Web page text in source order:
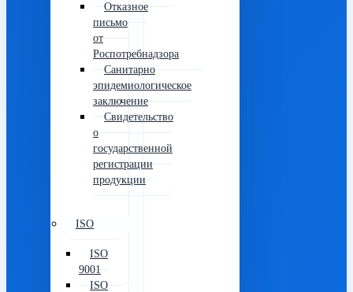
Отказное
письмо
от
Роспотребнадзора
Санитарно
эпидемиологическое
заключение
Свидетельство
о
государственной
регистрации
продукции
ISO
ISO
9001
ISO